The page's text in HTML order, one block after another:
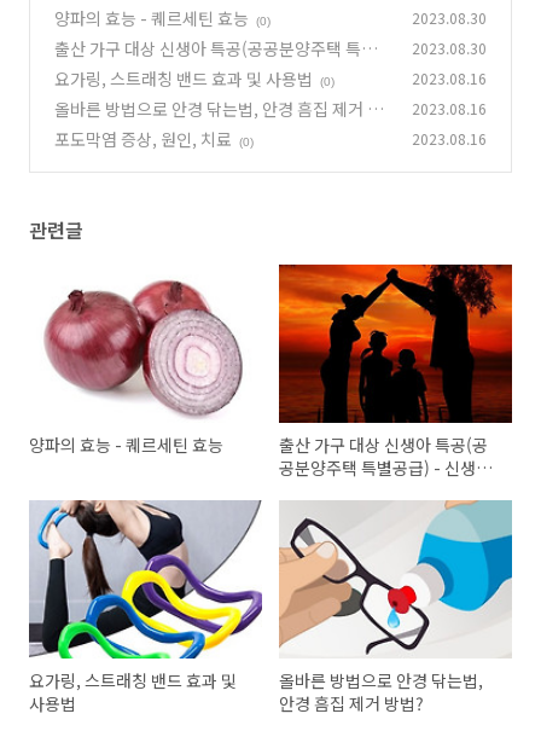
양파의 효능 - 퀘르세틴 효능
(0) 2023.08.30
출산 가구 대상 신생아 특공(공공분양주택 특별
공급) - 신생아 특례 대출 (0)
2023.08.30
요가링, 스트래칭 밴드 효과 및 사용법 (0) 2023.08.16
올바른 방법으로 안경 닦는법, 안경 흠집 제거 방
법?
(0)
2023.08.16
포도막염 증상, 원인, 치료 (0) 2023.08.16
관련글
양파의 효능 - 퀘르세틴 효능
출산 가구 대상 신생아 특공(공
공분양주택 특별공급) - 신생아
요가링, 스트래칭 밴드 효과 및
사용법
올바른 방법으로 안경 닦는법,
안경 흠집 제거 방법?